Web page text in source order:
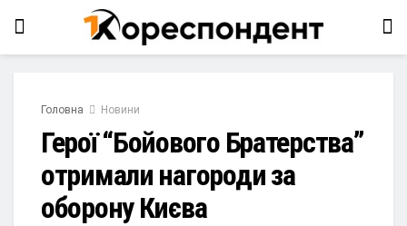
Головна Новини
Герої “Бойового Братерства”
отримали нагороди за
оборону Києва